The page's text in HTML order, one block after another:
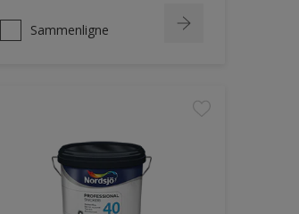
Sammenligne